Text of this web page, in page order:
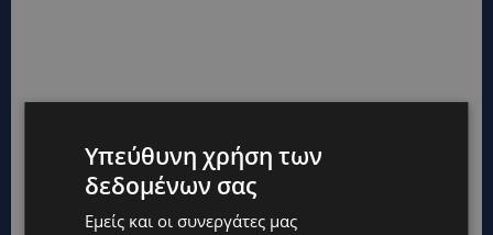
Υπεύθυνη χρήση των
δεδομένων σας
Εμείς και οι συνεργάτες μας